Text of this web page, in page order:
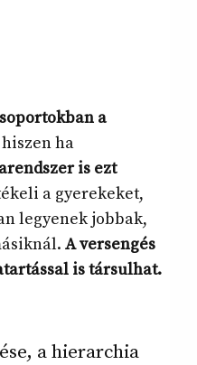
a
hiszen ha
is ezt
a gyerekeket,
legyenek jobbak,
A versengés
is társulhat.
a hierarchia